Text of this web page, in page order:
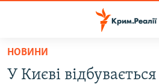
Перейти
основного
НОВИНИ
У Києві